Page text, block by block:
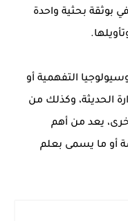
بوثقة بحثية واحدة
التفهمية أو
الحديثة، وكذلك من
يعد من أهم
أو ما يسمى بعلم